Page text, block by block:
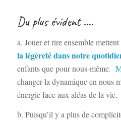
Du plus évident ….
a. Jouer et rire ensemble mettent
la légèreté dans notre
enfants que pour nous-même.
changer la dynamique en nous
énergie face aux aléas de la vie.
b. Puisqu’il y a plus de